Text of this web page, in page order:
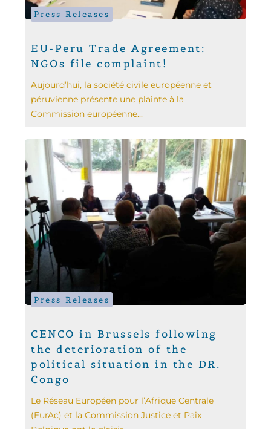
Press Releases
EU-Peru Trade Agreement:
NGOs file complaint!
Aujourd’hui, la société civile européenne et
péruvienne présente une plainte à la
Commission européenne...
Press Releases
CENCO in Brussels following
the deterioration of the
political situation in the DR.
Congo
Le Réseau Européen pour l’Afrique Centrale
(EurAc) et la Commission Justice et Paix